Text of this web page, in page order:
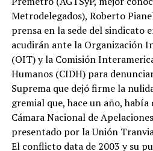
Metrodelegados), Roberto
prensa en la sede del sindicato
acudirán ante la Organización
(OIT) y la Comisión
Humanos (CIDH) para
Suprema que dejó firme la
gremial que, hace un año,
Cámara Nacional de
presentado por la Unión
El conflicto data de 2003 y su